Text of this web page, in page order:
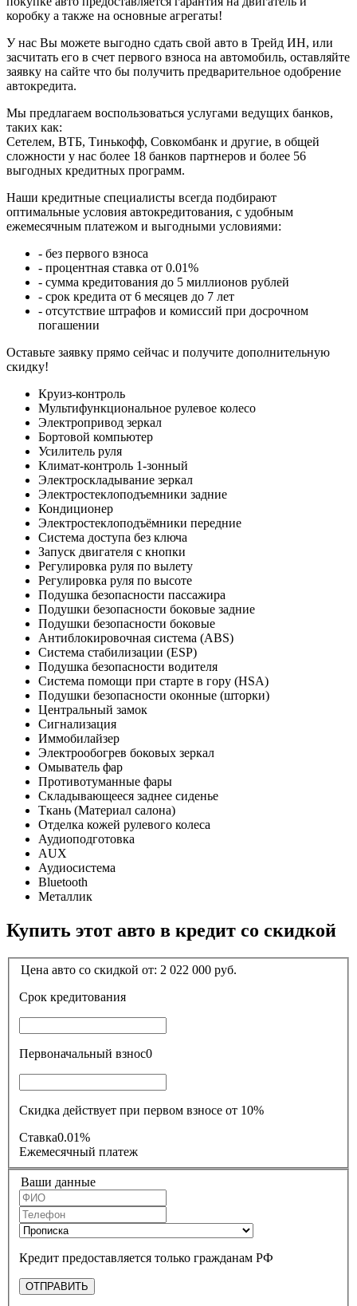
коробку а также на основные агрегаты!
У нас Вы можете выгодно сдать свой авто в Трейд ИН, или
засчитать его в счет первого взноса на автомобиль, оставляйте
заявку на сайте что бы получить предварительное одобрение
автокредита.
Мы предлагаем воспользоваться услугами ведущих банков,
таких как:
Сетелем, ВТБ, Тинькофф, Совкомбанк и другие, в общей
сложности у нас более 18 банков партнеров и более 56
выгодных кредитных программ.
Наши кредитные специалисты всегда подбирают
оптимальные условия автокредитования, с удобным
ежемесячным платежом и выгодными условиями:
- без первого взноса
- процентная ставка от 0.01%
- сумма кредитования до 5 миллионов рублей
- срок кредита от 6 месяцев до 7 лет
- отсутствие штрафов и комиссий при досрочном
погашении
Оставьте заявку прямо сейчас и получите дополнительную
скидку!
Круиз-контроль
Мультифункциональное рулевое колесо
Электропривод зеркал
Бортовой компьютер
Усилитель руля
Климат-контроль 1-зонный
Электроскладывание зеркал
Электростеклоподъемники задние
Кондиционер
Электростеклоподъёмники передние
Система доступа без ключа
Запуск двигателя с кнопки
Регулировка руля по вылету
Регулировка руля по высоте
Подушка безопасности пассажира
Подушки безопасности боковые задние
Подушки безопасности боковые
Антиблокировочная система (ABS)
Система стабилизации (ESP)
Подушка безопасности водителя
Система помощи при старте в гору (HSA)
Подушки безопасности оконные (шторки)
Центральный замок
Сигнализация
Иммобилайзер
Электрообогрев боковых зеркал
Омыватель фар
Противотуманные фары
Складывающееся заднее сиденье
Ткань (Материал салона)
Отделка кожей рулевого колеса
Аудиоподготовка
AUX
Аудиосистема
Bluetooth
Металлик
Купить этот авто в кредит со скидкой
Цена авто со скидкой от: 2 022 000 руб.
Срок кредитования
Первоначальный взнос0
Скидка действует при первом взносе от 10%
Ставка0.01%
Ежемесячный платеж
Ваши данные
Кредит предоставляется только гражданам РФ
ОТПРАВИТЬ